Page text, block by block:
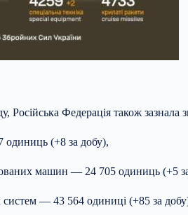
Російська Федерація також зазнала
одиниць (+8 за добу),
машин — 24 705 одиниць (+5
систем — 43 564 одиниці (+85 за